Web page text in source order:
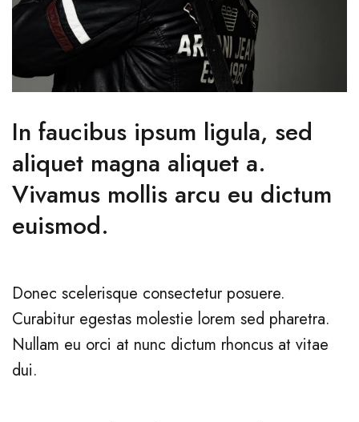
In faucibus ipsum ligula, sed
aliquet magna aliquet a.
Vivamus mollis arcu eu dictum
euismod.
Donec scelerisque consectetur posuere.
Curabitur egestas molestie lorem sed pharetra.
Nullam eu orci at nunc dictum rhoncus at vitae
dui.